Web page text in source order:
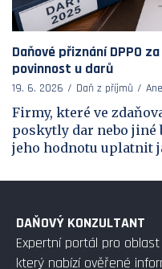
Daňové přiznání DPPO
povinnost u darů
19. 6. 2026 Daň z příjmů
Firmy, které ve
poskytly dar nebo jiné
jeho hodnotu uplatnit
DAŇOVÝ KONZULTANT
Expertní portál pro
který nabízí ověřené